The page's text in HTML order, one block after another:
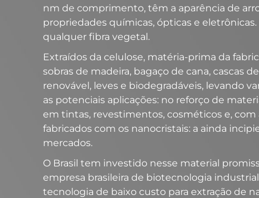
nm de comprimento, têm a aparência de
propriedades químicas, ópticas e
qualquer fibra vegetal.
Extraídos da celulose, matéria-prima da
sobras de madeira, bagaço de cana, cascas
renovável, leves e biodegradáveis, levando
as potenciais aplicações: no reforço de
em tintas, revestimentos, cosméticos e,
fabricados com os nanocristais: a ainda
mercados.
O Brasil tem investido nesse material
empresa brasileira de biotecnologia
tecnologia de baixo custo para extração de